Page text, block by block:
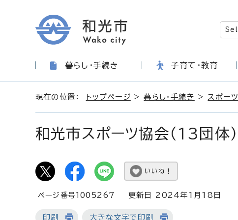
暮らし・手続き 子育て・教育
現在の位置： トップページ >暮らし・手続き > スポーツ
和光市スポーツ協会（13団体）
いいね！
ページ番号1005267 更新日 2024年1月18日
印刷 大きな文字で印刷